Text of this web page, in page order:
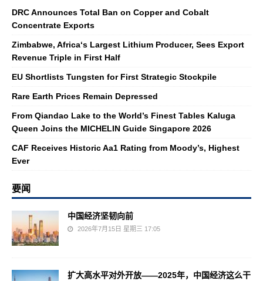
DRC Announces Total Ban on Copper and Cobalt
Concentrate Exports
Zimbabwe, Africa‘s Largest Lithium Producer, Sees Export
Revenue Triple in First Half
EU Shortlists Tungsten for First Strategic Stockpile
Rare Earth Prices Remain Depressed
From Qiandao Lake to the World’s Finest Tables Kaluga
Queen Joins the MICHELIN Guide Singapore 2026
CAF Receives Historic Aa1 Rating from Moody’s, Highest
Ever
要闻
中国经济坚韧向前
2026年7月15日 星期三 17:05
扩大高水平对外开放——2025年，中国经济这么干